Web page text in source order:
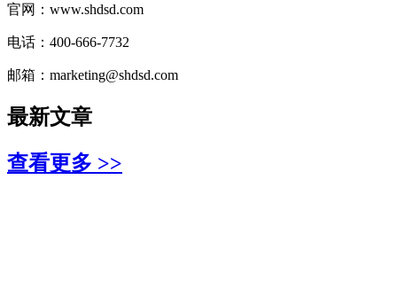
官网：www.shdsd.com
电话：400-666-7732
邮箱：marketing@shdsd.com
最新文章
查看更多 >>